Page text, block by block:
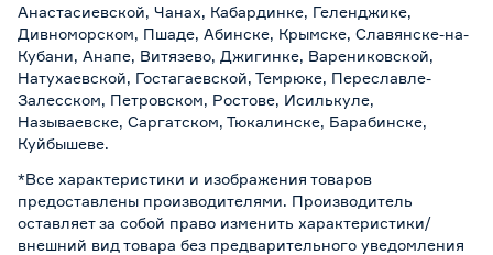
Анастасиевской, Чанах, Кабардинке, Геленджике,
Дивноморском, Пшаде, Абинске, Крымске, Славянске-на-
Кубани, Анапе, Витязево, Джигинке, Варениковской,
Натухаевской, Гостагаевской, Темрюке, Переславле-
Залесском, Петровском, Ростове, Исилькуле,
Называевске, Саргатском, Тюкалинске, Барабинске,
Куйбышеве.
*Все характеристики и изображения товаров
предоставлены производителями. Производитель
оставляет за собой право изменить характеристики/
внешний вид товара без предварительного уведомления